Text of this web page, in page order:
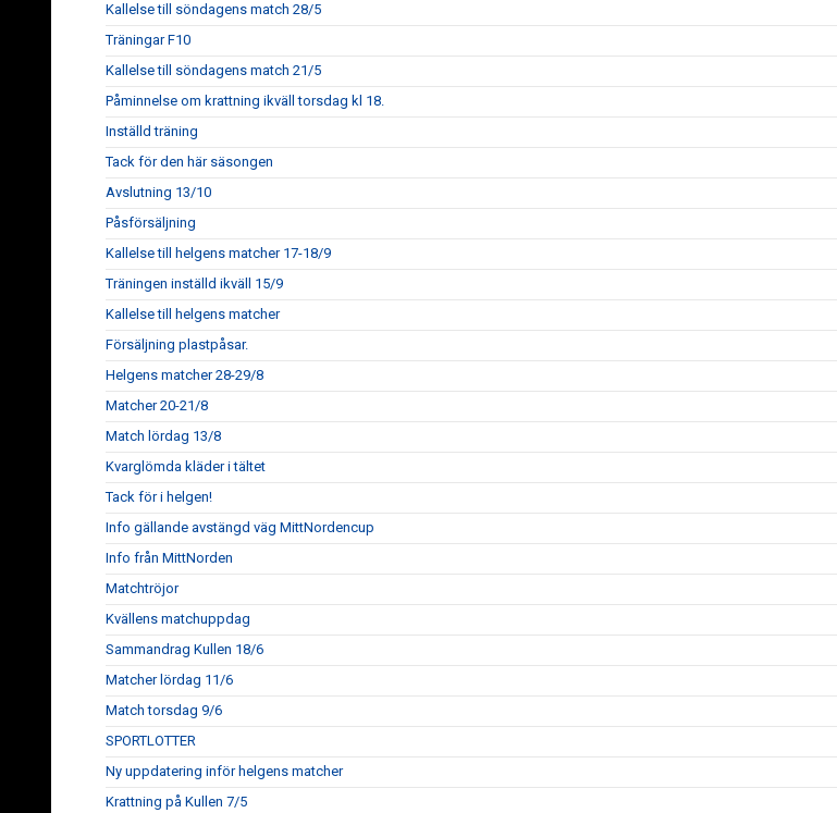
Kallelse till söndagens match 28/5
Träningar F10
Kallelse till söndagens match 21/5
Påminnelse om krattning ikväll torsdag kl 18.
Inställd träning
Tack för den här säsongen
Avslutning 13/10
Påsförsäljning
Kallelse till helgens matcher 17-18/9
Träningen inställd ikväll 15/9
Kallelse till helgens matcher
Försäljning plastpåsar.
Helgens matcher 28-29/8
Matcher 20-21/8
Match lördag 13/8
Kvarglömda kläder i tältet
Tack för i helgen!
Info gällande avstängd väg MittNordencup
Info från MittNorden
Matchtröjor
Kvällens matchuppdag
Sammandrag Kullen 18/6
Matcher lördag 11/6
Match torsdag 9/6
SPORTLOTTER
Ny uppdatering inför helgens matcher
Krattning på Kullen 7/5